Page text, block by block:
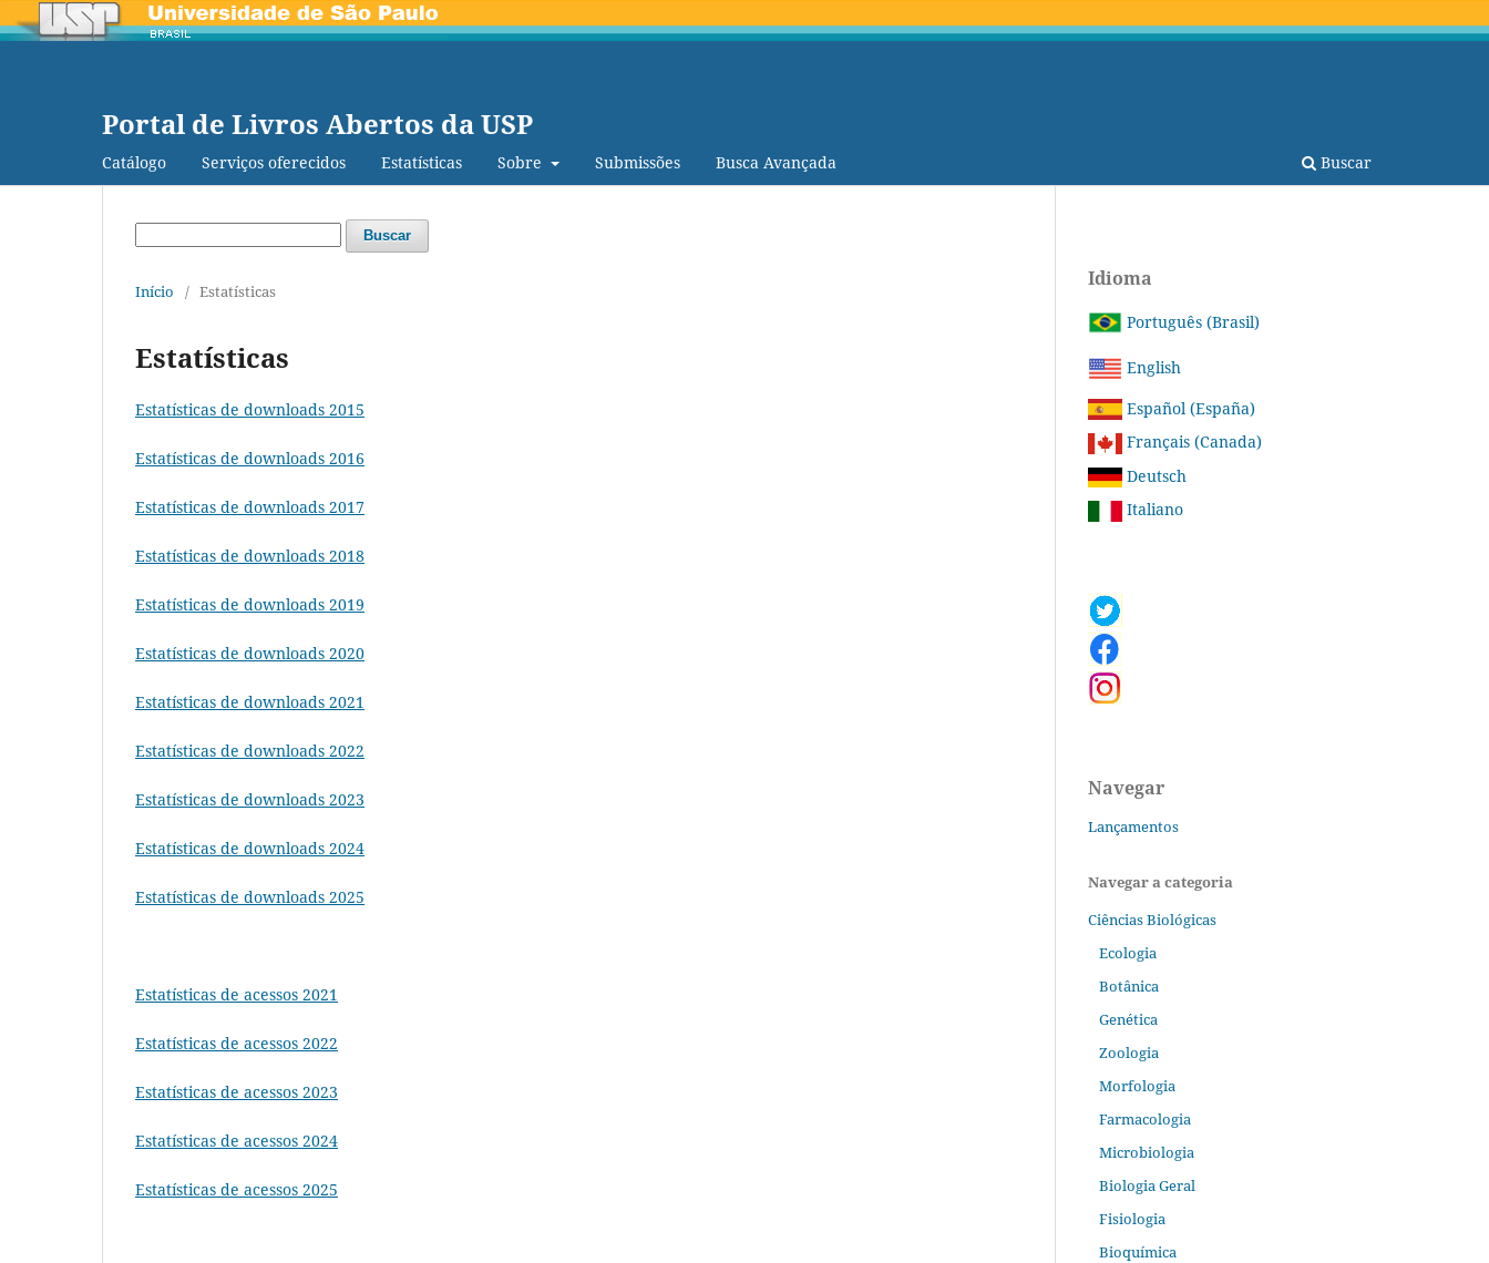
Portal de Livros Abertos da USP
Catálogo Serviços oferecidos Estatísticas Sobre Submissões Busca Avançada Buscar
Buscar
Início / Estatísticas
Estatísticas
Estatísticas de downloads 2015
Estatísticas de downloads 2016
Estatísticas de downloads 2017
Estatísticas de downloads 2018
Estatísticas de downloads 2019
Estatísticas de downloads 2020
Estatísticas de downloads 2021
Estatísticas de downloads 2022
Estatísticas de downloads 2023
Estatísticas de downloads 2024
Estatísticas de downloads 2025
Estatísticas de acessos 2021
Estatísticas de acessos 2022
Estatísticas de acessos 2023
Estatísticas de acessos 2024
Estatísticas de acessos 2025
Idioma
Português (Brasil)
English
Español (España)
Français (Canada)
Deutsch
Italiano
Navegar
Lançamentos
Navegar a categoria
Ciências Biológicas
Ecologia
Botânica
Genética
Zoologia
Morfologia
Farmacologia
Microbiologia
Biologia Geral
Fisiologia
Bioquímica